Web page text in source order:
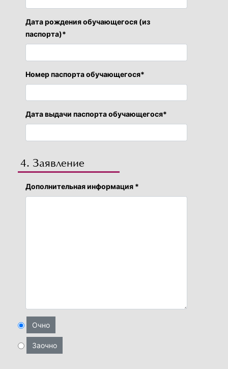
Дата рождения обучающегося (из
паспорта)*
Номер паспорта обучающегося*
Дата выдачи паспорта обучающегося*
4. Заявление
Дополнительная информация *
Очно
Заочно